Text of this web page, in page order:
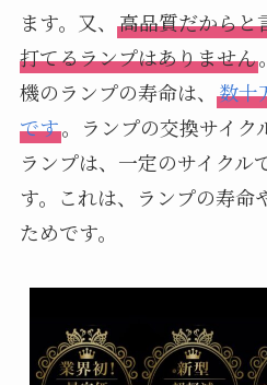
ます。又、 高品質だからと
打てるランプはありません
機のランプの寿命は、 数十
です。ランプの交換サイク
ランプは、一定のサイクル
す。これは、ランプの寿命
ためです。